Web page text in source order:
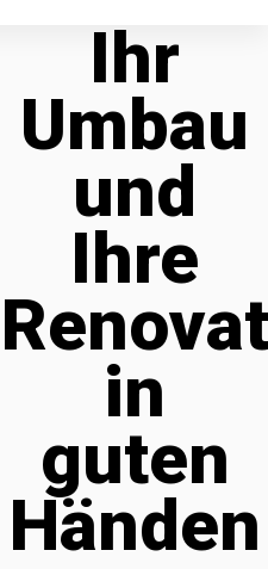
Ihr
Umbau
und
Ihre
in
guten
Händen